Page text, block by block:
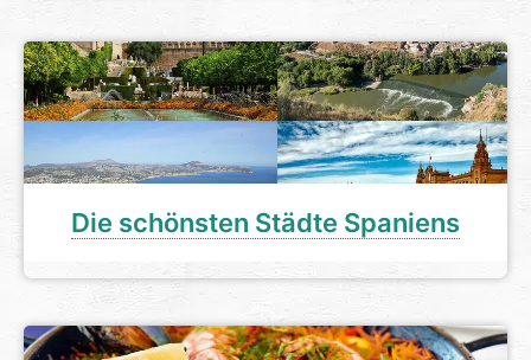
Die schönsten Städte Spaniens